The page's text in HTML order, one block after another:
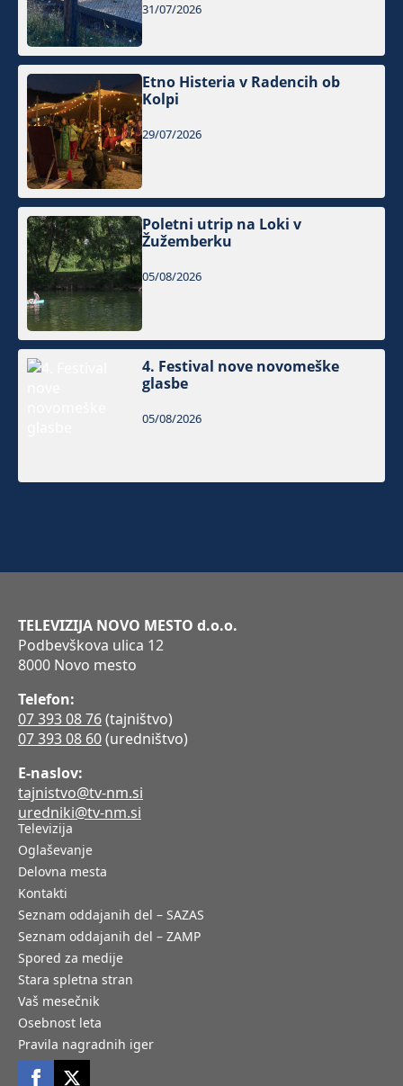
31/07/2026
Etno Histeria v Radencih ob
Kolpi
29/07/2026
Poletni utrip na Loki v
Žužemberku
05/08/2026
4. Festival nove novomeške
glasbe
05/08/2026
TELEVIZIJA NOVO MESTO d.o.o.
Podbevškova ulica 12
8000 Novo mesto
Telefon:
07 393 08 76(tajništvo)
07 393 08 60(uredništvo)
E-naslov:
tajnistvo@tv-nm.si
uredniki@tv-nm.si
Televizija
Oglaševanje
Delovna mesta
Kontakti
Seznam oddajanih del – SAZAS
Seznam oddajanih del – ZAMP
Spored za medije
Stara spletna stran
Vaš mesečnik
Osebnost leta
Pravila nagradnih iger